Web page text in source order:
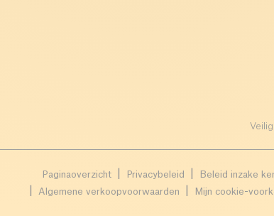
Paginaoverzicht Privacybeleid
Beleid inzake
Algemene verkoopvoorwaarden
Mijn cookie-